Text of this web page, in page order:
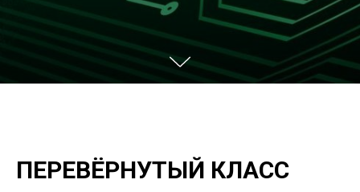
ПЕРЕВЁРНУТЫЙ КЛАСС